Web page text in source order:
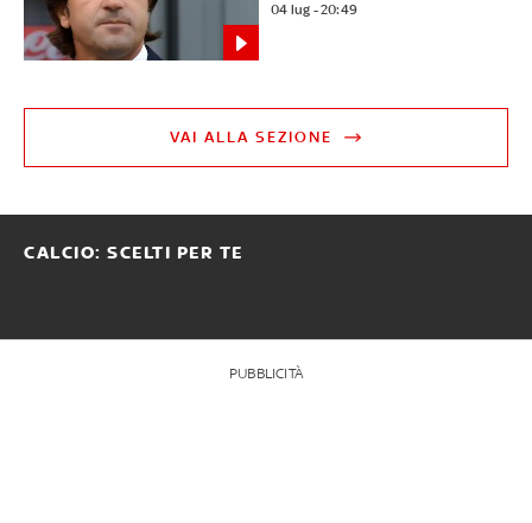
04 lug - 20:49
VAI ALLA SEZIONE
CALCIO: SCELTI PER TE
PUBBLICITÀ